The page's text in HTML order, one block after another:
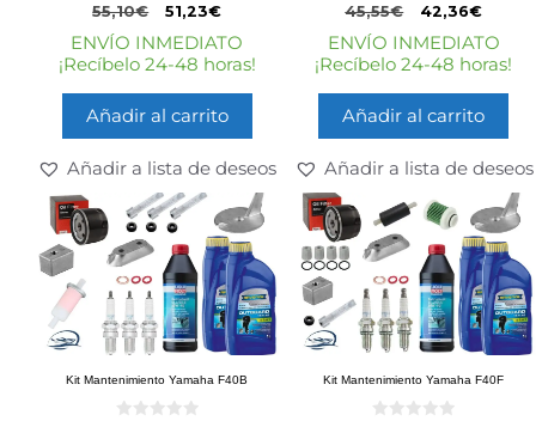
55,10€ 51,23€
ENVÍO INMEDIATO
¡Recíbelo 24-48 horas!
Añadir al carrito
Añadir a lista de deseos
45,55€ 42,36€
ENVÍO INMEDIATO
¡Recíbelo 24-48 horas!
Añadir al carrito
Añadir a lista de deseos
Kit Mantenimiento Yamaha F40B Kit Mantenimiento Yamaha F40F